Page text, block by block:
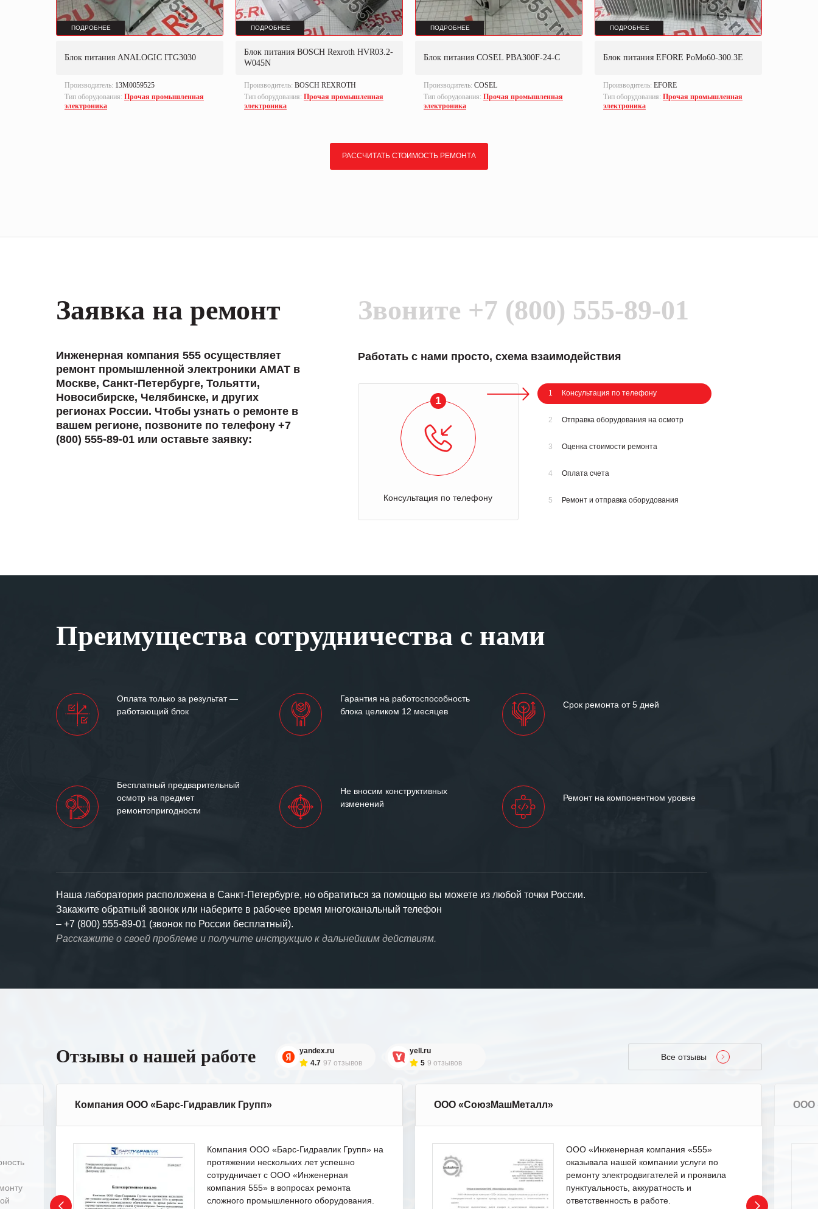
ПОДРОБНЕЕ
Блок питания ANALOGIC ITG3030
Производитель: 13M0059525
Тип оборудования: Прочая промышленная
электроника
ПОДРОБНЕЕ
Блок питания BOSCH Rexroth HVR03.2-
W045N
Производитель: BOSCH REXROTH
Тип оборудования: Прочая промышленная
электроника
ПОДРОБНЕЕ
Блок питания COSEL PBA300F-24-C
Производитель: COSEL
Тип оборудования: Прочая промышленная
электроника
ПОДРОБНЕЕ
Блок питания EFORE PoMo60-300.3E
Производитель: EFORE
Тип оборудования: Прочая промышленная
электроника
РАССЧИТАТЬ СТОИМОСТЬ РЕМОНТА
Заявка на ремонт
Инженерная компания 555 осуществляет
ремонт промышленной электроники AMAT в
Москве, Санкт-Петербурге, Тольятти,
Новосибирске, Челябинске, и других
регионах России. Чтобы узнать о ремонте в
вашем регионе, позвоните по телефону +7
(800) 555-89-01 или оставьте заявку:
Звоните +7 (800) 555-89-01
Работать с нами просто, схема взаимодействия
1
Консультация по телефону
1 Консультация по телефону
2 Отправка оборудования на осмотр
3 Оценка стоимости ремонта
4 Оплата счета
5 Ремонт и отправка оборудования
Преимущества сотрудничества с нами
Оплата только за результат —
работающий блок
Гарантия на работоспособность
блока целиком 12 месяцев
Срок ремонта от 5 дней
Бесплатный предварительный
осмотр на предмет
ремонтопригодности
Не вносим конструктивных
изменений
Ремонт на компонентном уровне
Наша лаборатория расположена в Санкт-Петербурге, но обратиться за помощью вы можете из любой точки России.
Закажите обратный звонок или наберите в рабочее время многоканальный телефон
– +7 (800) 555-89-01 (звонок по России бесплатный).
Расскажите о своей проблеме и получите инструкцию к дальнейшим действиям.
Отзывы о нашей работе
yandex.ru
4.7 97 отзывов
yell.ru
5 9 отзывов
Все отзывы
Компания ООО «Барс-Гидравлик Групп»
Компания ООО «Барс-Гидравлик Групп» на
протяжении нескольких лет успешно
сотрудничает с ООО «Инженерная
компания 555» в вопросах ремонта
сложного промышленного оборудования.
ООО «СоюзМашМеталл»
ООО «Инженерная компания «555»
оказывала нашей компании услуги по
ремонту электродвигателей и проявила
пунктуальность, аккуратность и
ответственность в работе.
ООО